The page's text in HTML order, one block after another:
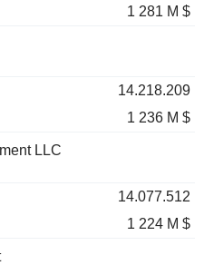
1 281 M $
14.218.209
1 236 M $
LLC
14.077.512
1 224 M $